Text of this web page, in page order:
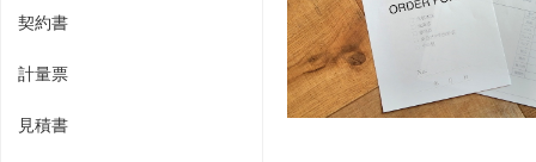
契約書
計量票
見積書